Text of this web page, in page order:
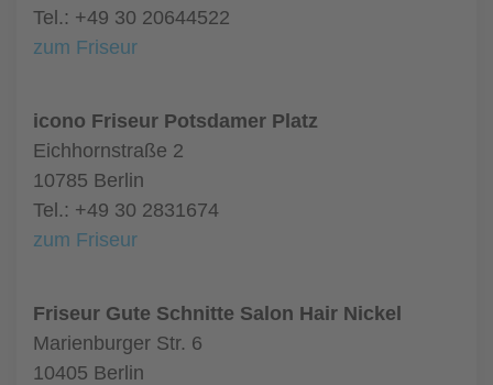
Tel.: +49 30 20644522
zum Friseur
icono Friseur Potsdamer Platz
Eichhornstraße 2
10785 Berlin
Tel.: +49 30 2831674
zum Friseur
Friseur Gute Schnitte Salon Hair Nickel
Marienburger Str. 6
10405 Berlin